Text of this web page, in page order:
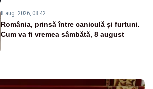
8 aug. 2026, 08:42
România, prinsă între caniculă și furtuni.
Cum va fi vremea sâmbătă, 8 august